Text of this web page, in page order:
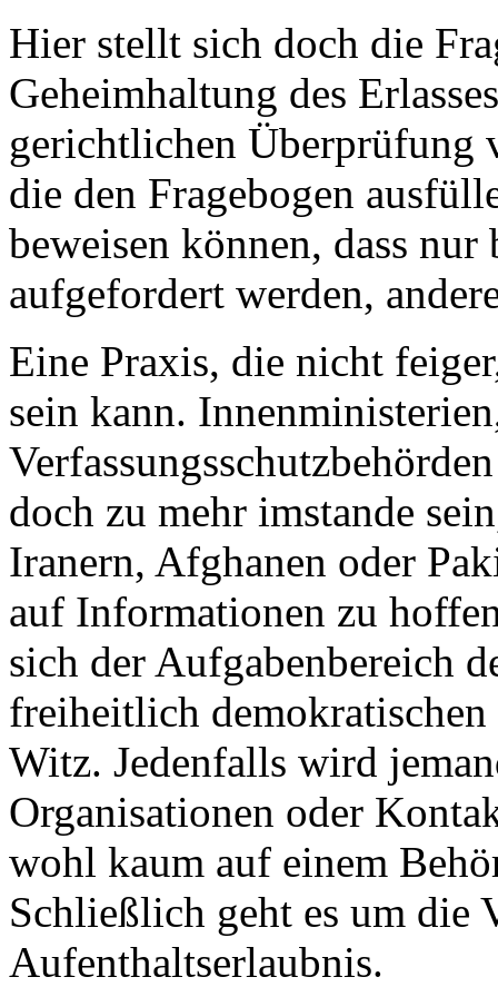
Hier stellt sich doch die
Geheimhaltung des
gerichtlichen Überprüfung
die den Fragebogen
beweisen können, dass nur
aufgefordert werden,
Eine Praxis, die nicht
sein kann.
doch zu mehr imstande
Iranern, Afghanen oder
auf Informationen zu
sich der Aufgabenbereich
freiheitlich
Witz. Jedenfalls wird
Organisationen oder
wohl kaum auf einem
Schließlich geht es um die
Aufenthaltserlaubnis.